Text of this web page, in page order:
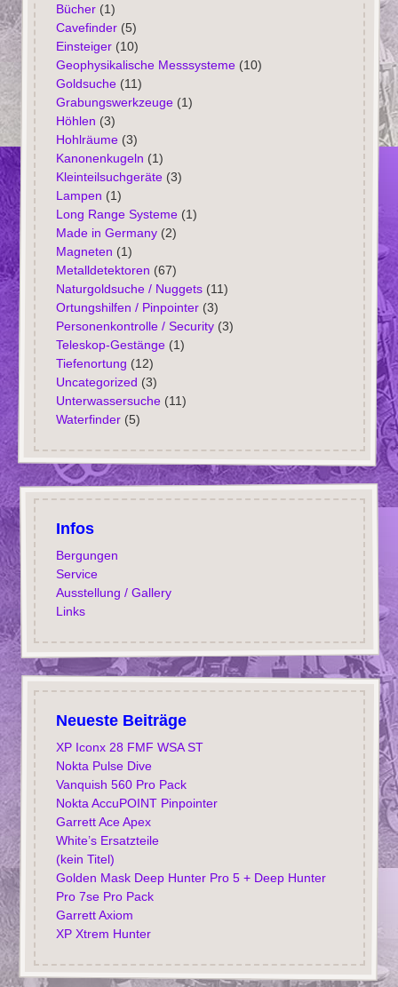
Bücher(1)
Cavefinder(5)
Einsteiger(10)
Geophysikalische Messsysteme(10)
Goldsuche(11)
Grabungswerkzeuge(1)
Höhlen (3)
Hohlräume(3)
Kanonenkugeln (1)
Kleinteilsuchgeräte(3)
Lampen (1)
Long Range Systeme(1)
Made in Germany(2)
Magneten (1)
Metalldetektoren (67)
Naturgoldsuche / Nuggets(11)
Ortungshilfen / Pinpointer(3)
Personenkontrolle / Security(3)
Teleskop-Gestänge(1)
Tiefenortung (12)
Uncategorized (3)
Unterwassersuche(11)
Waterfinder(5)
Infos
Bergungen
Service
Ausstellung / Gallery
Links
Neueste Beiträge
XP Iconx 28 FMF WSA ST
Nokta Pulse Dive
Vanquish 560 Pro Pack
Nokta AccuPOINT Pinpointer
Garrett Ace Apex
White’s Ersatzteile
(kein Titel)
Golden Mask Deep Hunter Pro 5 + Deep Hunter
Pro 7se Pro Pack
Garrett Axiom
XP Xtrem Hunter